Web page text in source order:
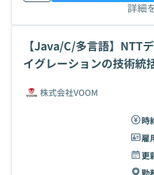
詳細
【Java/C/多言語】NTT
イグレーションの技術統
株式会社VOOM
時
雇
更
勤